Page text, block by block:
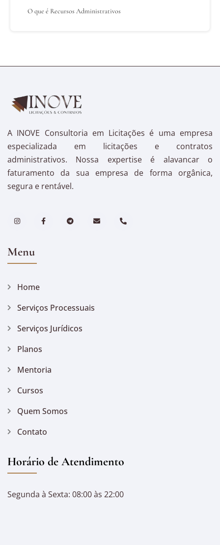
O que é Recursos Administrativos
A INOVE Consultoria em Licitações é uma empresa
especializada em licitações e contratos
administrativos. Nossa expertise é alavancar o
faturamento da sua empresa de forma orgânica,
segura e rentável.
Menu
Home
Serviços Processuais
Serviços Jurídicos
Planos
Mentoria
Cursos
Quem Somos
Contato
Horário de Atendimento
Segunda à Sexta: 08:00 às 22:00